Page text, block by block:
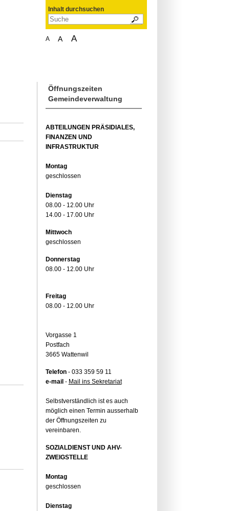
Inhalt durchsuchen
A A A
Öffnungszeiten
Gemeindeverwaltung
ABTEILUNGEN PRÄSIDIALES,
FINANZEN UND
INFRASTRUKTUR
Montag
geschlossen
Dienstag
08.00 - 12.00 Uhr
14.00 - 17.00 Uhr
Mittwoch
geschlossen
Donnerstag
08.00 - 12.00 Uhr
Freitag
08.00 - 12.00 Uhr
Vorgasse 1
Postfach
3665 Wattenwil
Telefon- 033 359 59 11
e-mail - Mail ins Sekretariat
Selbstverständlich ist es auch
möglich einen Termin ausserhalb
der Öffnungszeiten zu
vereinbaren.
SOZIALDIENST UND AHV-
ZWEIGSTELLE
Montag
geschlossen
Dienstag